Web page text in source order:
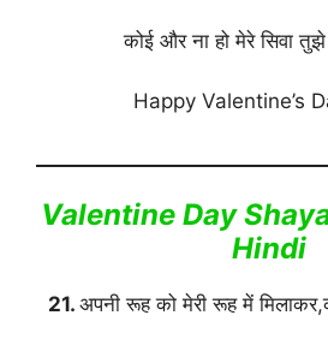
कोई और ना हो मेरे सिवा
Happy Valentine’s
Valentine Day
Hindi
21. अपनी रूह को मेरी रूह में